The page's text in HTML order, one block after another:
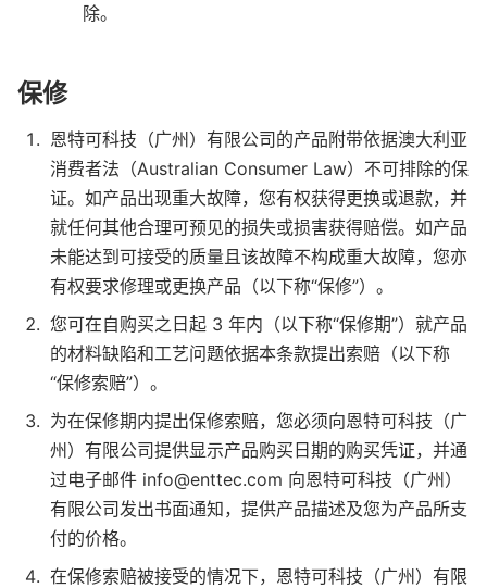
除。
保修
恩特可科技（广州）有限公司的产品附带依据澳大利亚
消费者法（Australian Consumer Law）不可排除的保
证。如产品出现重大故障，您有权获得更换或退款，并
就任何其他合理可预见的损失或损害获得赔偿。如产品
未能达到可接受的质量且该故障不构成重大故障，您亦
有权要求修理或更换产品（以下称“保修”）。
您可在自购买之日起 3 年内（以下称“保修期”）就产品
的材料缺陷和工艺问题依据本条款提出索赔（以下称
“保修索赔”）。
为在保修期内提出保修索赔，您必须向恩特可科技（广
州）有限公司提供显示产品购买日期的购买凭证，并通
过电子邮件 info@enttec.com 向恩特可科技（广州）
有限公司发出书面通知，提供产品描述及您为产品所支
付的价格。
在保修索赔被接受的情况下，恩特可科技（广州）有限